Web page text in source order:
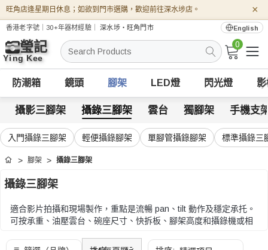
旺角店逢星期日休息；如欲到門市選購，歡迎前往深水埗店。 ×
香港老字號｜30+年器材經驗｜深水埗・旺角門市 English
搜
索
0
防潮箱 鏡頭 腳架 LED燈 閃光燈
攝影三腳架 攝錄三腳架 雲台 獨腳架 手機支
入門攝錄三腳架 輕便攝錄腳架 單腳管攝錄腳架 標準攝錄三
首頁 腳架 攝錄三腳架
攝錄三腳架
適合影片拍攝和現場製作，重點是流暢 pan、tilt 動作及穩定承托。
可按承重、油壓雲台、碗座尺寸、快拆板、腳架高度和攝錄機或相
可按承重、油壓雲台、碗座尺寸、快拆板、腳架高度和攝錄機或相